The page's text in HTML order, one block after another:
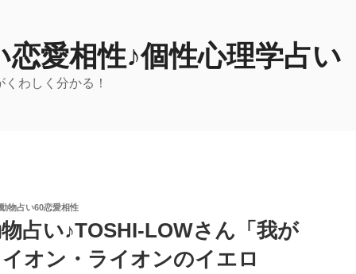
恋愛相性♪個性心理学占い
わしく分かる！
物占い60恋愛相性
占い♪TOSHI-LOWさん「我が
オン・ライオンのイエロ